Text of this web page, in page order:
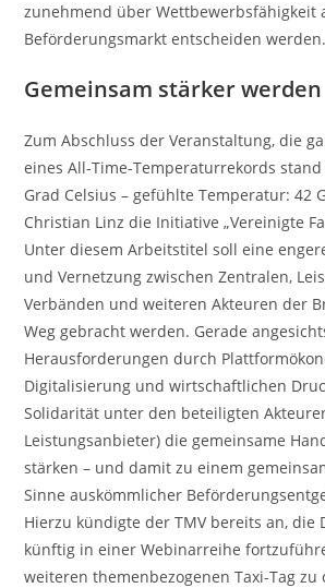
zunehmend über Wettbewerbsfähigkeit
Beförderungsmarkt entscheiden werden.
Gemeinsam stärker werden
Zum Abschluss der Veranstaltung, die
eines All-Time-Temperaturrekords
Grad Celsius – gefühlte Temperatur: 42
Christian Linz die Initiative „Vereinigte
Unter diesem Arbeitstitel soll eine
und Vernetzung zwischen Zentralen,
Verbänden und weiteren Akteuren der
Weg gebracht werden. Gerade
Herausforderungen durch
Digitalisierung und wirtschaftlichen
Solidarität unter den beteiligten
Leistungsanbieter) die gemeinsame
stärken – und damit zu einem
Sinne auskömmlicher
Hierzu kündigte der TMV bereits an, die
künftig in einer Webinarreihe
weiteren themenbezogenen Taxi-Tag zu